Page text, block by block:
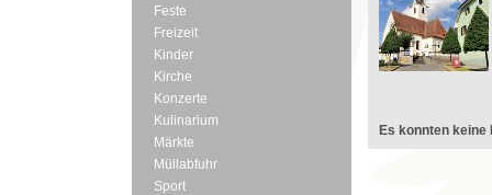
Feste
Freizeit
Kinder
Kirche
Konzerte
Kulinarium
Märkte
Müllabfuhr
Sport
Es konnten keine